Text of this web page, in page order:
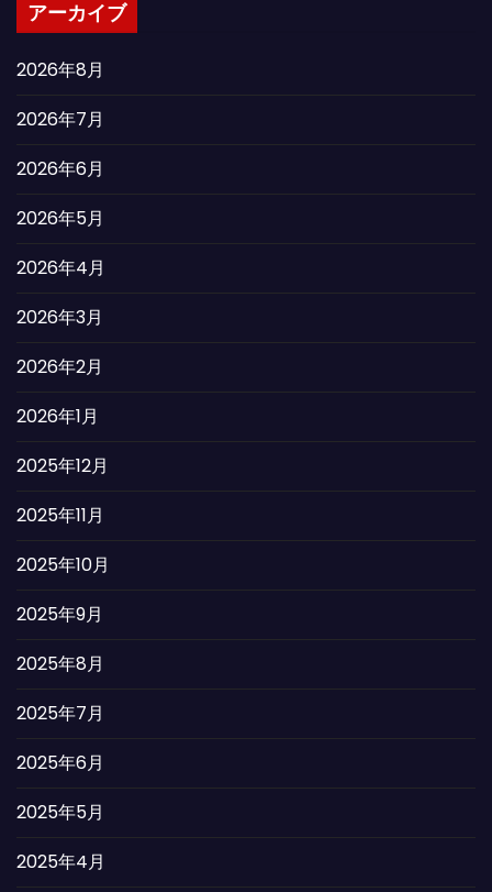
アーカイブ
2026年8月
2026年7月
2026年6月
2026年5月
2026年4月
2026年3月
2026年2月
2026年1月
2025年12月
2025年11月
2025年10月
2025年9月
2025年8月
2025年7月
2025年6月
2025年5月
2025年4月